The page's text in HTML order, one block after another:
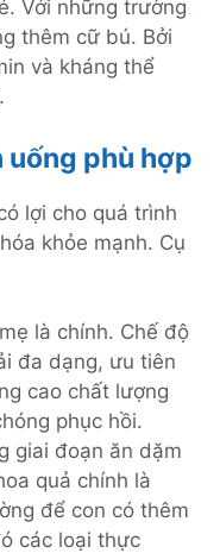
Với những trường
thêm cữ bú. Bởi
và kháng thể
uống phù hợp
lợi cho quá trình
khỏe mạnh. Cụ
là chính. Chế độ
đa dạng, ưu tiên
cao chất lượng
phục hồi.
giai đoạn ăn dặm
quả chính là
để con có thêm
các loại thực